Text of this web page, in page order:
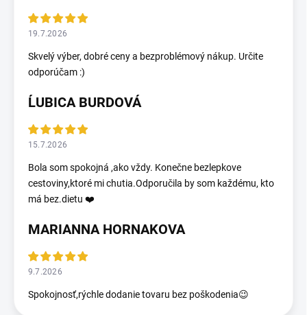
19.7.2026
Skvelý výber, dobré ceny a bezproblémový nákup. Určite
odporúčam :)
ĹUBICA BURDOVÁ
15.7.2026
Bola som spokojná ,ako vždy. Konečne bezlepkove
cestoviny,ktoré mi chutia.Odporučila by som každému, kto
má bez.dietu ❤️
MARIANNA HORNAKOVA
9.7.2026
Spokojnosť,rýchle dodanie tovaru bez poškodenia😉